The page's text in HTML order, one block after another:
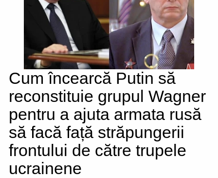
Cum încearcă Putin să
reconstituie grupul Wagner
pentru a ajuta armata rusă
să facă față străpungerii
frontului de către trupele
ucrainene